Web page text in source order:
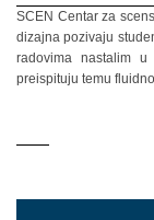
SCEN Centar za
dizajna pozivaju
radovima nastalim
preispituju temu